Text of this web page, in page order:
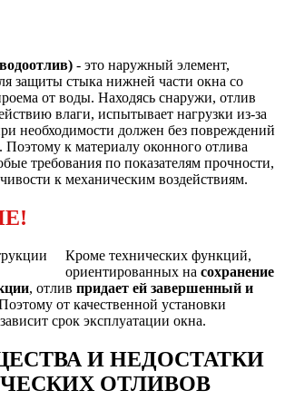
- это наружный элемент,
защиты стыка нижней части окна со
от воды. Находясь снаружи, отлив
влаги, испытывает нагрузки из-за
необходимости должен без повреждений
Поэтому к материалу оконного отлива
требования по показателям прочности,
к механическим воздействиям.
Кроме технических функций,
ориентированных на сохранение
, отлив придает ей завершенный и
от качественной установки
срок эксплуатации окна.
И НЕДОСТАТКИ
ОТЛИВОВ